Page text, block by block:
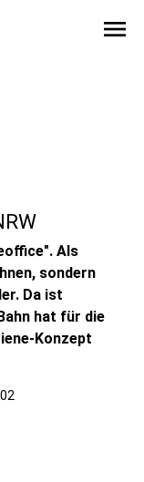
menu
Als
sondern
Da ist
hat für die
Konzept